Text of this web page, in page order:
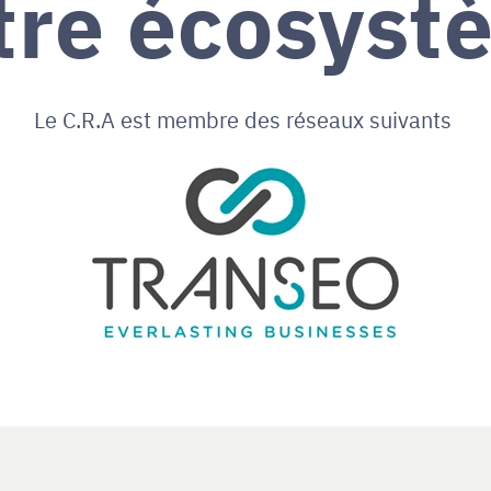
Le C.R.A est membre des réseaux suivants